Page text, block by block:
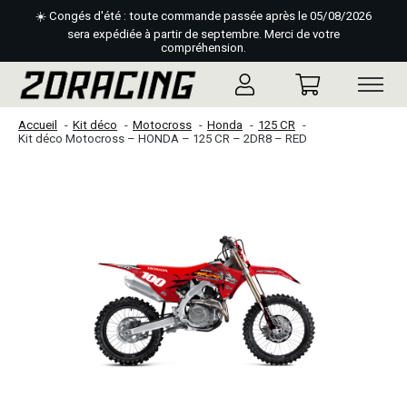
☀️ Congés d'été : toute commande passée après le 05/08/2026
sera expédiée à partir de septembre. Merci de votre
compréhension.
Accueil Kit déco Motocross Honda
125 CR
Kit déco Motocross – HONDA – 125 CR – 2DR8 – RED